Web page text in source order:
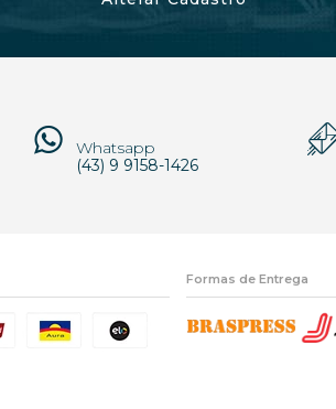
Whatsapp
(43) 9 9158-1426
Formas de Entrega